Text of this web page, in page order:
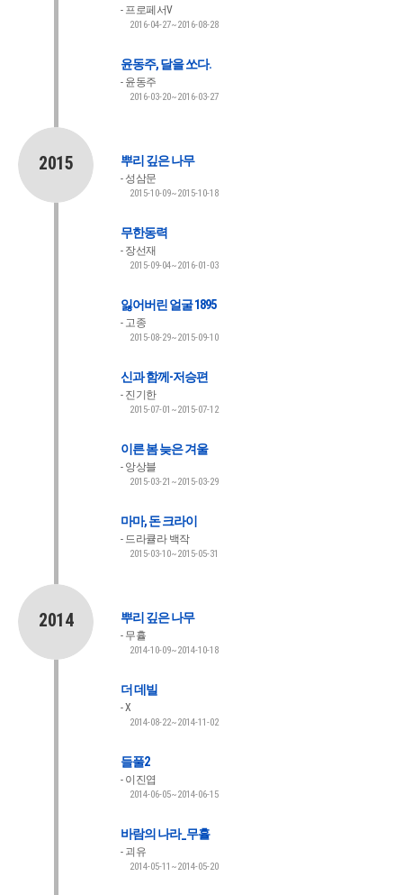
프로페서V
2016-04-27~2016-08-28
윤동주, 달을 쏘다.
윤동주
2016-03-20~2016-03-27
2015 뿌리 깊은 나무
성삼문
2015-10-09~2015-10-18
무한동력
장선재
2015-09-04~2016-01-03
잃어버린 얼굴 1895
고종
2015-08-29~2015-09-10
신과 함께-저승편
진기한
2015-07-01~2015-07-12
이른 봄 늦은 겨울
앙상블
2015-03-21~2015-03-29
마마, 돈 크라이
드라큘라 백작
2015-03-10~2015-05-31
2014 뿌리 깊은 나무
무휼
2014-10-09~2014-10-18
더 데빌
X
2014-08-22~2014-11-02
들풀2
이진엽
2014-06-05~2014-06-15
바람의 나라_무휼
괴유
2014-05-11~2014-05-20